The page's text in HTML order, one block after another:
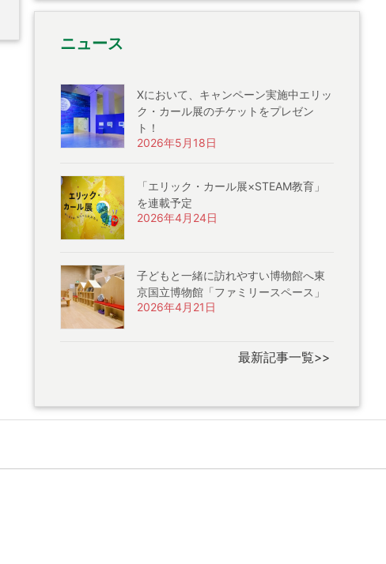
ニュース
Xにおいて、キャンペーン実施中エリッ
ク・カール展のチケットをプレゼン
ト！
2026年5月18日
「エリック・カール展×STEAM教育」
を連載予定
2026年4月24日
子どもと一緒に訪れやすい博物館へ東
京国立博物館「ファミリースペース」
2026年4月21日
最新記事一覧>>